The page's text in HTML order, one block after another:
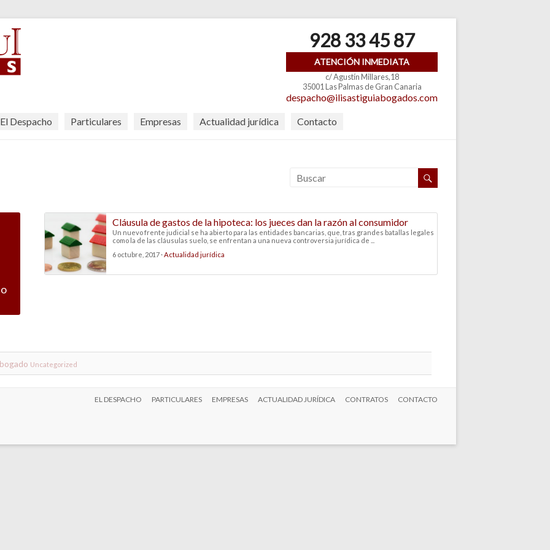
928 33 45 87
ATENCIÓN INMEDIATA
c/ Agustín Millares,18
35001 Las Palmas de Gran Canaria
despacho@ilisastiguiabogados.com
El Despacho Particulares Empresas Actualidad jurídica Contacto
Cláusula de gastos de la hipoteca: los jueces dan la razón al consumidor
Un nuevo frente judicial se ha abierto para las entidades bancarias, que, tras grandes batallas legales
como la de las cláusulas suelo, se enfrentan a una nueva controversia jurídica de ...
6 octubre, 2017 · Actualidad jurídica
Uncategorized
EL DESPACHO PARTICULARES EMPRESAS ACTUALIDAD JURÍDICA CONTRATOS CONTACTO